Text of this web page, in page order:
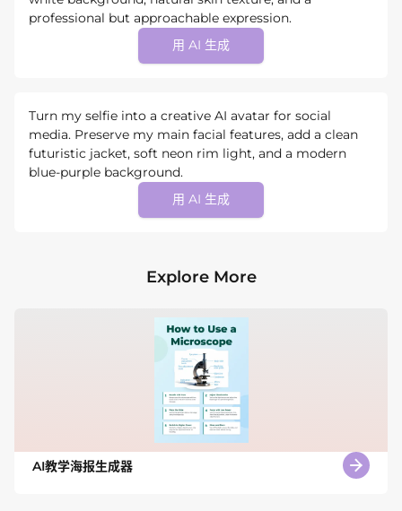
professional but approachable expression.
用 AI 生成
Turn my selfie into a creative AI avatar for social
media. Preserve my main facial features, add a clean
futuristic jacket, soft neon rim light, and a modern
blue-purple background.
用 AI 生成
Explore More
AI教学海报生成器